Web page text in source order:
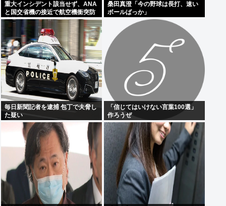
重大インシデント該当せず、ANA
と国交省機の接近で航空機衝突防
止装置（TCAS）の警報が作動し
たトラブル、羽田空港沖、全日空
に通知
桑田真澄「今の野球は長打、速い
ボールばっか」
毎日新聞記者を逮捕 包丁で夫脅し
た疑い
「信じてはいけない言葉100選」
作ろうぜ